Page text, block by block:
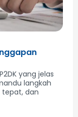
yang jelas
langkah
tepat, dan